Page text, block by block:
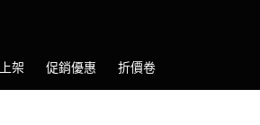
架 促銷優惠 折價卷